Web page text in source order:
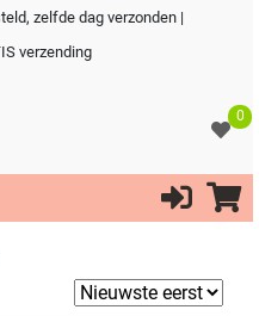
zelfde dag verzonden |
verzending
0